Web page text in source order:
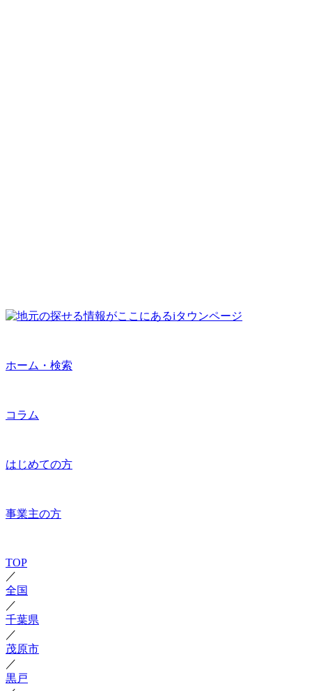
ホーム・検索
コラム
はじめての方
事業主の方
TOP
／
全国
／
千葉県
／
茂原市
／
黒戸